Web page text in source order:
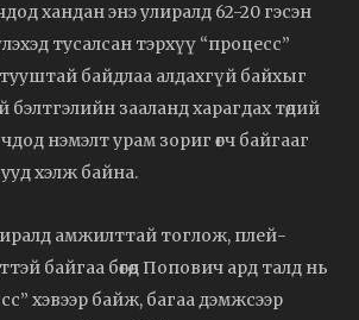
хандан энэ улиралд 62-20 гэсэн
тусалсан тэрхүү “процесс”
тууштай байдлаа алдахгүй байхыг
зааланд харагдах төдий
нэмэлт урам зориг өгч байгааг
хэлж байна.
амжилттай тоглож, плей-
байгаа бөгөөд Попович ард талд нь
хэвээр байж, багаа дэмжсээр